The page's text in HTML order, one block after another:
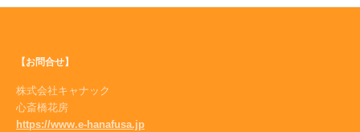
よ
【お問合せ】
株式会社キャナック
心斎橋花房
https://www.e-hanafusa.jp